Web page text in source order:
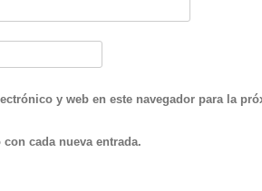
y web en este navegador para la
cada nueva entrada.